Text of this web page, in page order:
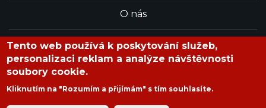
O nás
Redakce
Tento web používá k poskytování služeb,
personalizaci reklam a analýze návštěvnosti
soubory cookie.
Kliknutím na "Rozumím a přijímám" s tím souhlasíte.